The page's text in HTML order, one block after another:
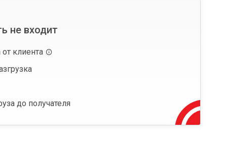
не входит
от клиента
до получателя